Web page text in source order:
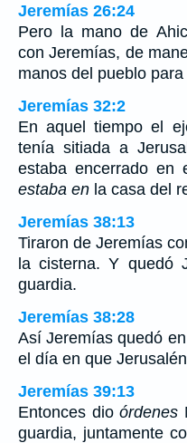
Jeremías 26:24
Pero la mano de
con Jeremías, de
manos del pueblo
Jeremías 32:2
En aquel tiempo el
tenía sitiada a
estaba encerrado en
estaba en la casa del
Jeremías 38:13
Tiraron de Jeremías
la cisterna. Y quedó
guardia.
Jeremías 38:28
Así Jeremías quedó
el día en que
Jeremías 39:13
Entonces dio órdenes
guardia, juntamente